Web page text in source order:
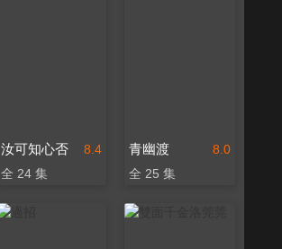
8.4
汝可知心否
全 24 集
8.0
青幽渡
全 25 集